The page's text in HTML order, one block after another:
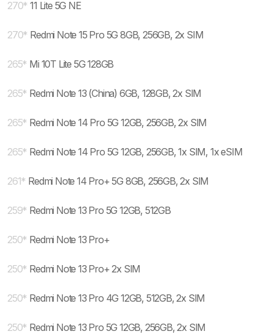
270* 11 Lite 5G NE
270* Redmi Note 15 Pro 5G 8GB, 256GB, 2x SIM
265* Mi 10T Lite 5G 128GB
265* Redmi Note 13 (China) 6GB, 128GB, 2x SIM
265* Redmi Note 14 Pro 5G 12GB, 256GB, 2x SIM
265* Redmi Note 14 Pro 5G 12GB, 256GB, 1x SIM, 1x eSIM
261* Redmi Note 14 Pro+ 5G 8GB, 256GB, 2x SIM
259* Redmi Note 13 Pro 5G 12GB, 512GB
250* Redmi Note 13 Pro+
250* Redmi Note 13 Pro+ 2x SIM
250* Redmi Note 13 Pro 4G 12GB, 512GB, 2x SIM
250* Redmi Note 13 Pro 5G 12GB, 256GB, 2x SIM